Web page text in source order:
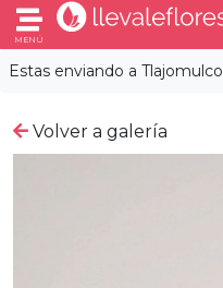
Estas enviando a Tlajomulco
MENÚ
Volver a galería